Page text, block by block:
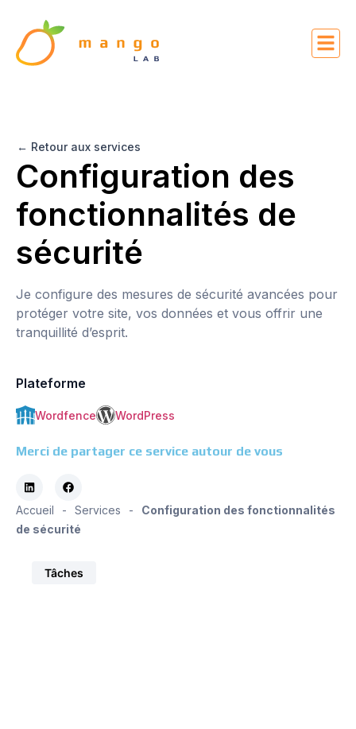
← Retour aux services
Configuration des
fonctionnalités de
sécurité
Je configure des mesures de sécurité avancées pour
protéger votre site, vos données et vous offrir une
tranquillité d’esprit.
Plateforme
Wordfence WordPress
Merci de partager ce service autour de vous
Accueil - Services -
Configuration des fonctionnalités
de sécurité
Tâches